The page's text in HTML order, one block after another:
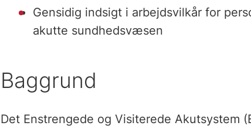
Gensidig indsigt i arbejdsvilkår for
akutte sundhedsvæsen
Baggrund
Det Enstrengede og Visiterede Akutsystem